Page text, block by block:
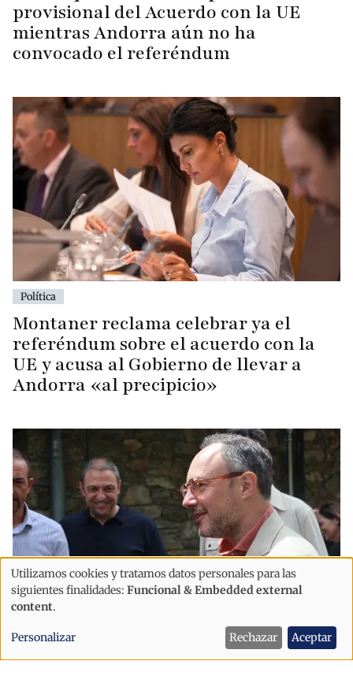
provisional del Acuerdo con la UE
mientras Andorra aún no ha
convocado el referéndum
Política
Montaner reclama celebrar ya el
referéndum sobre el acuerdo con la
UE y acusa al Gobierno de llevar a
Andorra «al precipicio»
"Andorra solo avanzará si sabemos
Uso
de
datos
personales
Utilizamos cookies y tratamos datos personales para las
siguientes finalidades: Funcional & Embedded external
content.
Personalizar Rechazar Aceptar